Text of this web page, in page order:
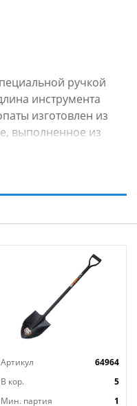
ручкой
инструмента
изготовлен из
выполненное из
и долгий срок
сталь
Артикул
64964
В кор.
5
Мин. партия
1